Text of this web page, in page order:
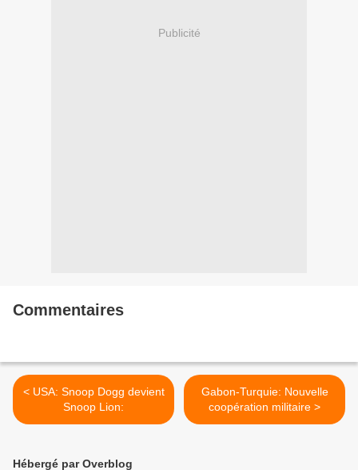
Publicité
Commentaires
< USA: Snoop Dogg devient
Snoop Lion:
Gabon-Turquie: Nouvelle
coopération militaire >
Hébergé par Overblog